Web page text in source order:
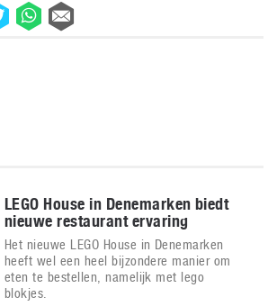
LEGO House in Denemarken biedt
nieuwe restaurant ervaring
Het nieuwe LEGO House in Denemarken
heeft wel een heel bijzondere manier om
eten te bestellen, namelijk met lego
blokjes.